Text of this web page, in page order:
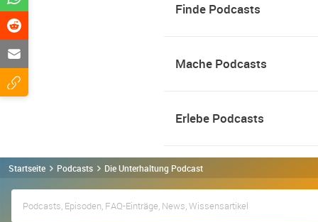
Finde Podcasts
Mache Podcasts
Erlebe Podcasts
Startseite Podcasts Die Unterhaltung Podcast